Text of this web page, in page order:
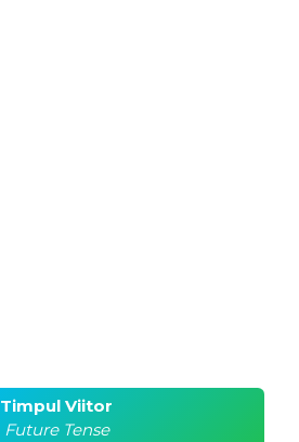
Timpul Viitor
Future Tense